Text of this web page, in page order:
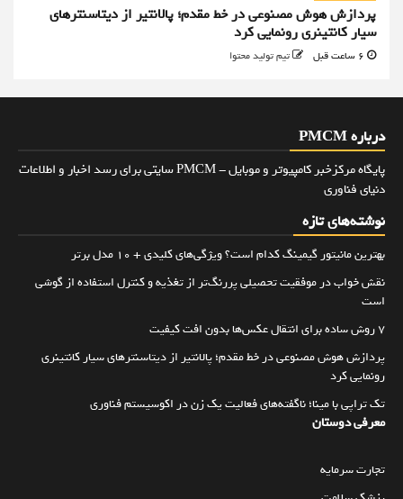
پردازش هوش مصنوعی در خط مقدم؛ پالانتیر از دیتاسنترهای
سیار کانتینری رونمایی کرد
تیم تولید محتوا
درباره PMCM
پایگاه مرکزخبر کامپیوتر و موبایل - PMCM سایتی برای رسد اخبار و اطلاعات
دنیای فناوری
نوشته‌های تازه
بهترین مانیتور گیمینگ کدام است؟ ویژگی‌های کلیدی + 10 مدل برتر
نقش خواب در موفقیت تحصیلی پررنگ‌تر از تغذیه و کنترل استفاده از گوشی
است
۷ روش ساده برای انتقال عکس‌ها بدون افت کیفیت
پردازش هوش مصنوعی در خط مقدم؛ پالانتیر از دیتاسنترهای سیار کانتینری
رونمایی کرد
تک تراپی با مینا؛ ناگفته‌های فعالیت یک زن در اکوسیستم فناوری
معرفی دوستان
تجارت سرمایه